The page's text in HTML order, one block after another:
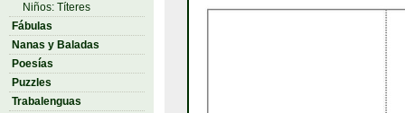
Niños: Títeres
Fábulas
Nanas y Baladas
Poesías
Puzzles
Trabalenguas